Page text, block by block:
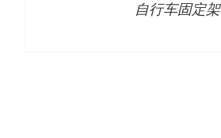
自行车固定架